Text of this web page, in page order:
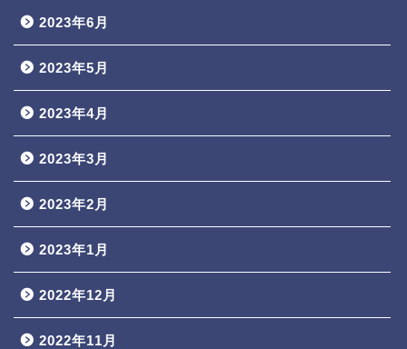
2023年6月
2023年5月
2023年4月
2023年3月
2023年2月
2023年1月
2022年12月
2022年11月